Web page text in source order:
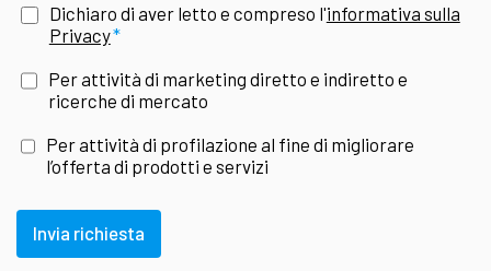
Dichiaro di aver letto e compreso l'informativa sulla
Privacy
Per attività di marketing diretto e indiretto e
ricerche di mercato
Per attività di profilazione al fine di migliorare
l’offerta di prodotti e servizi
Invia richiesta